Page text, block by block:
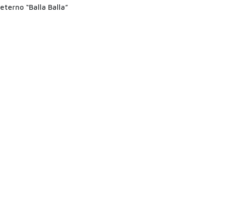
eterno “Balla Balla”